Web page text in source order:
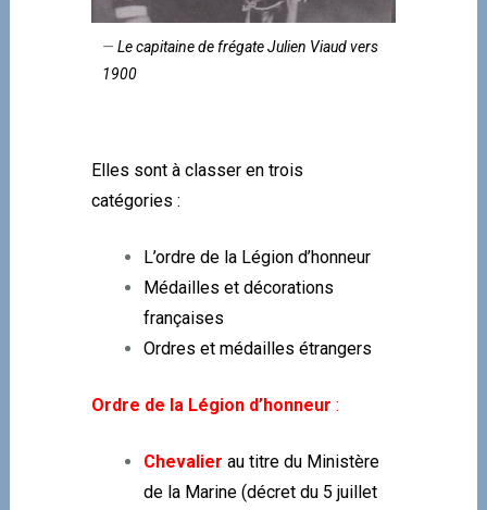
Le capitaine de frégate Julien Viaud vers
1900
Elles sont à classer en trois
catégories :
L’ordre de la Légion d’honneur
Médailles et décorations
françaises
Ordres et médailles étrangers
Ordre de la Légion d’honneur :
Chevalier au titre du Ministère
de la Marine (décret du 5 juillet